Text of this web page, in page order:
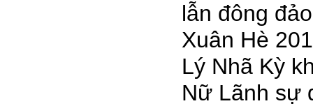
lẫn đông
Xuân Hè
Lý Nhã Kỳ
Nữ Lãnh sự